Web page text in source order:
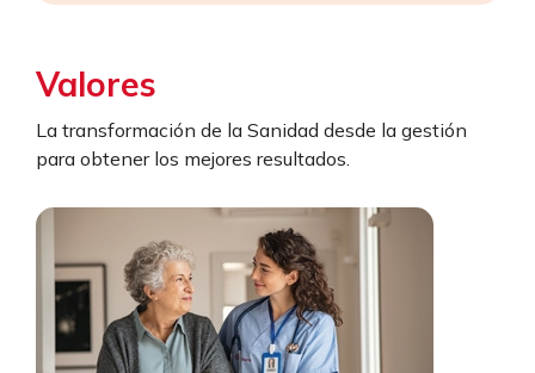
Valores
La transformación de la Sanidad desde la gestión
para obtener los mejores resultados.